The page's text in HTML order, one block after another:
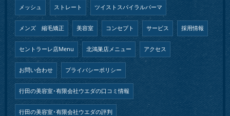
メッシュ ストレート ツイストスパイラルパーマ
メンズ 縮毛矯正 美容室 コンセプト サービス 採用情報
セントラーレ店Menu 北鴻巣店メニュー アクセス
お問い合わせ プライバシーポリシー
行田の美容室･有限会社ウエダの口コミ情報
行田の美容室･有限会社ウエダの評判